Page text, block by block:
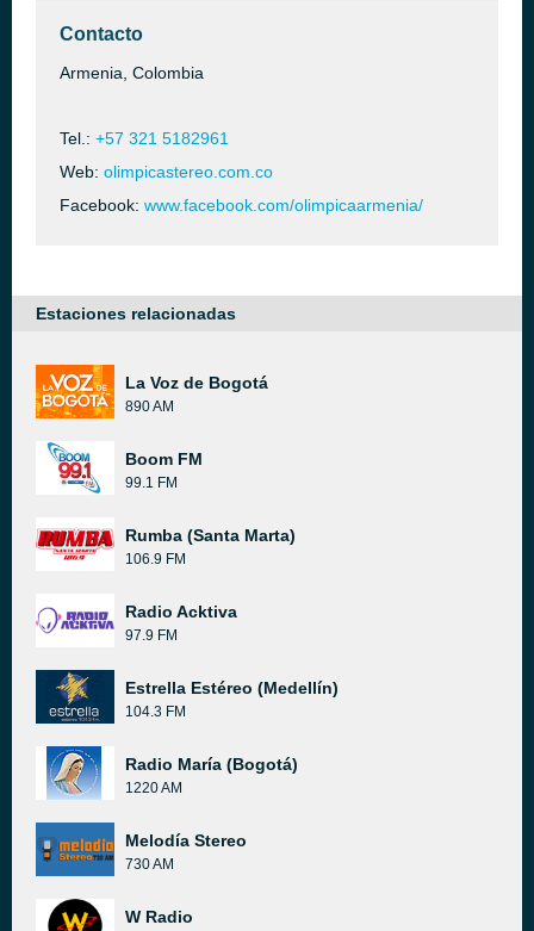
Contacto
Armenia, Colombia
Tel.: +57 321 5182961
Web: olimpicastereo.com.co
Facebook: www.facebook.com/olimpicaarmenia/
Estaciones relacionadas
La Voz de Bogotá
890 AM
Boom FM
99.1 FM
Rumba (Santa Marta)
106.9 FM
Radio Acktiva
97.9 FM
Estrella Estéreo (Medellín)
104.3 FM
Radio María (Bogotá)
1220 AM
Melodía Stereo
730 AM
W Radio